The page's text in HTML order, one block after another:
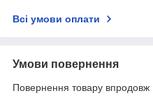
Всі умови оплати
Умови повернення
Повернення товару впродовж